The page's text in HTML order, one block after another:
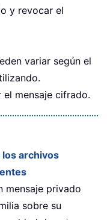
y revocar el
variar según el
el mensaje cifrado.
archivos
mensaje privado
sobre su